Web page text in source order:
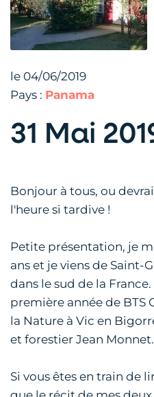
le 04/06/2019
Pays : Panama
31 Mai
Bonjour à tous, ou
l'heure si tardive !
Petite présentation, je
ans et je viens de Saint-
dans le sud de la
première année de BTS
la Nature à Vic en
et forestier Jean Monnet.
Si vous êtes en train de